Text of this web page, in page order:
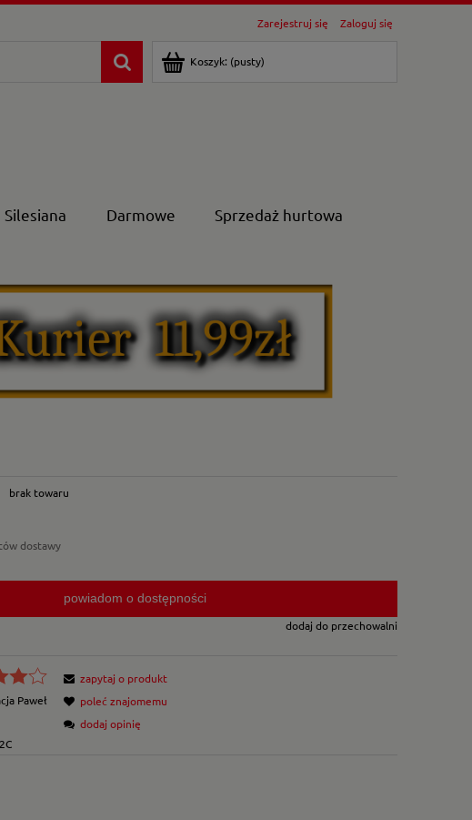
Zarejestruj się Zaloguj się
Koszyk: (pusty)
Silesiana Darmowe Sprzedaż hurtowa
brak towaru
dostawy
powiadom o dostępności
dodaj do przechowalni
Paweł
zapytaj o produkt
poleć znajomemu
dodaj opinię